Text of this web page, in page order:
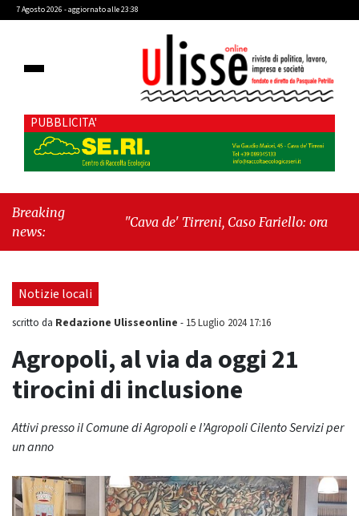
7 Agosto 2026 - aggiornato alle 23:38
PUBBLICITA'
Breaking
news:
"Cava de' Tirreni, Caso Fariello: ora torniamo
Notizie locali
scritto da Redazione Ulisseonline - 15 Luglio 2024 17:16
Agropoli, al via da oggi 21
tirocini di inclusione
Attivi presso il Comune di Agropoli e l’Agropoli Cilento Servizi per
un anno